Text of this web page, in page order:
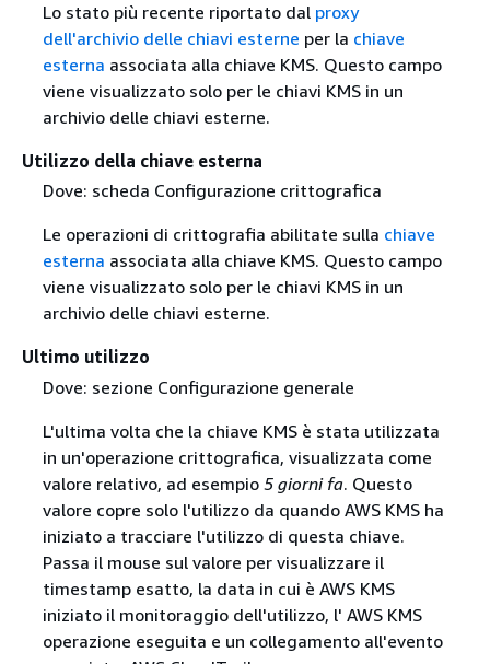
Lo stato più recente riportato dal proxy
dell'archivio delle chiavi esterne per la chiave
esterna associata alla chiave KMS. Questo campo
viene visualizzato solo per le chiavi KMS in un
archivio delle chiavi esterne.
Utilizzo della chiave esterna
Dove: scheda Configurazione crittografica
Le operazioni di crittografia abilitate sulla chiave
esterna associata alla chiave KMS. Questo campo
viene visualizzato solo per le chiavi KMS in un
archivio delle chiavi esterne.
Ultimo utilizzo
Dove: sezione Configurazione generale
L'ultima volta che la chiave KMS è stata utilizzata
in un'operazione crittografica, visualizzata come
valore relativo, ad esempio 5 giorni fa. Questo
valore copre solo l'utilizzo da quando AWS KMS ha
iniziato a tracciare l'utilizzo di questa chiave.
Passa il mouse sul valore per visualizzare il
timestamp esatto, la data in cui è AWS KMS
iniziato il monitoraggio dell'utilizzo, l' AWS KMS
operazione eseguita e un collegamento all'evento